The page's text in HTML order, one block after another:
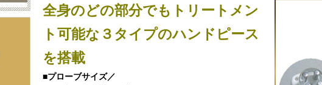
全身のどの部分でもトリートメン
ト可能な３タイプのハンドピース
を搭載
■プローブサイズ／